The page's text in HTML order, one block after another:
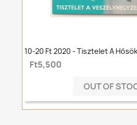
10-20 Ft 2020 - Tisztelet A
Ft5,500
OUT OF